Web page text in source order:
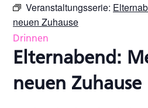
Veranstaltungsserie:
neuen Zuhause
Drinnen
Elternabend:
neuen Zuhause